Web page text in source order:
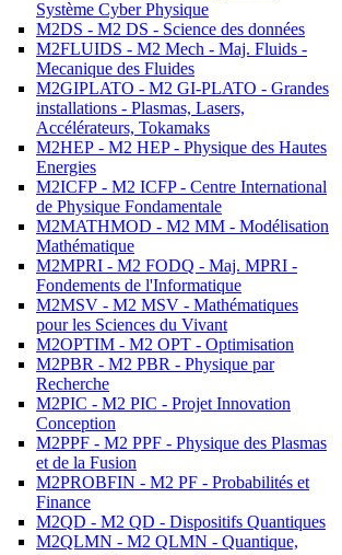
Système Cyber Physique
M2DS - M2 DS - Science des données
M2FLUIDS - M2 Mech - Maj. Fluids -
Mecanique des Fluides
M2GIPLATO - M2 GI-PLATO - Grandes
installations - Plasmas, Lasers,
Accélérateurs, Tokamaks
M2HEP - M2 HEP - Physique des Hautes
Energies
M2ICFP - M2 ICFP - Centre International
de Physique Fondamentale
M2MATHMOD - M2 MM - Modélisation
Mathématique
M2MPRI - M2 FODQ - Maj. MPRI -
Fondements de l'Informatique
M2MSV - M2 MSV - Mathématiques
pour les Sciences du Vivant
M2OPTIM - M2 OPT - Optimisation
M2PBR - M2 PBR - Physique par
Recherche
M2PIC - M2 PIC - Projet Innovation
Conception
M2PPF - M2 PPF - Physique des Plasmas
et de la Fusion
M2PROBFIN - M2 PF - Probabilités et
Finance
M2QD - M2 QD - Dispositifs Quantiques
M2QLMN - M2 QLMN - Quantique,